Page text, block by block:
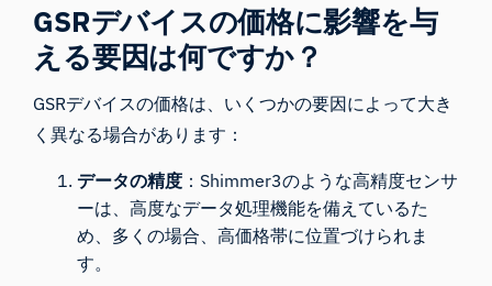
GSRデバイスの価格に影響を与
える要因は何ですか？
GSRデバイスの価格は、いくつかの要因によって大き
く異なる場合があります：
データの精度 ：Shimmer3のような高精度センサ
ーは、高度なデータ処理機能を備えているた
め、多くの場合、高価格帯に位置づけられま
す。